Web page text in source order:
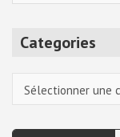
Categories